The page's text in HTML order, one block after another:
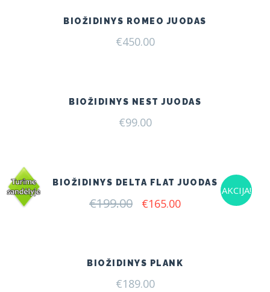
BIOŽIDINYS ROMEO JUODAS
€450.00
BIOŽIDINYS NEST JUODAS
€99.00
AKCIJA!
BIOŽIDINYS DELTA FLAT JUODAS
€199.00 Original
€165.00Current
BIOŽIDINYS PLANK
€189.00